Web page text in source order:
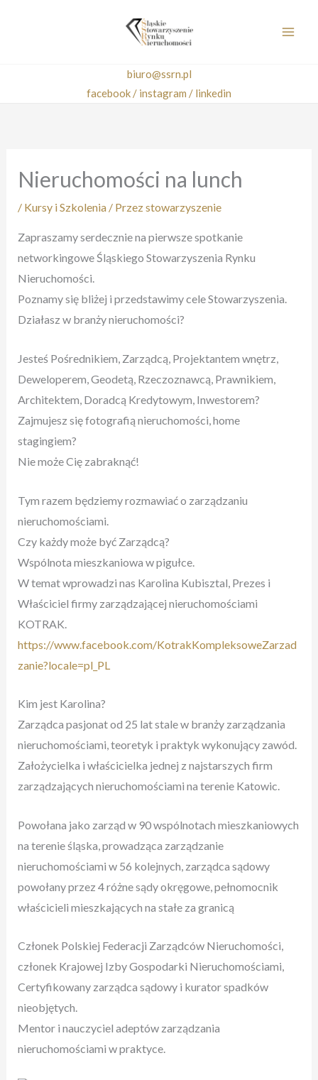
biuro@ssrn.pl
facebook / instagram / linkedin
Nieruchomości na lunch
/ Kursy i Szkolenia/ Przezstowarzyszenie
Zapraszamy serdecznie na pierwsze spotkanie
networkingowe Śląskiego Stowarzyszenia Rynku
Nieruchomości.
Poznamy się bliżej i przedstawimy cele Stowarzyszenia.
Działasz w branży nieruchomości?
Jesteś Pośrednikiem, Zarządcą, Projektantem wnętrz,
Deweloperem, Geodetą, Rzeczoznawcą, Prawnikiem,
Architektem, Doradcą Kredytowym, Inwestorem?
Zajmujesz się fotografią nieruchomości, home
stagingiem?
Nie może Cię zabraknąć!
Tym razem będziemy rozmawiać o zarządzaniu
nieruchomościami.
Czy każdy może być Zarządcą?
Wspólnota mieszkaniowa w pigułce.
W temat wprowadzi nas Karolina Kubisztal, Prezes i
Właściciel firmy zarządzającej nieruchomościami
KOTRAK.
https://www.facebook.com/KotrakKompleksoweZarzad
zanie?locale=pl_PL
Kim jest Karolina?
Zarządca pasjonat od 25 lat stale w branży zarządzania
nieruchomościami, teoretyk i praktyk wykonujący zawód.
Założycielka i właścicielka jednej z najstarszych firm
zarządzających nieruchomościami na terenie Katowic.
Powołana jako zarząd w 90 wspólnotach mieszkaniowych
na terenie śląska, prowadząca zarządzanie
nieruchomościami w 56 kolejnych, zarządca sądowy
powołany przez 4 różne sądy okręgowe, pełnomocnik
właścicieli mieszkających na stałe za granicą
Członek Polskiej Federacji Zarządców Nieruchomości,
członek Krajowej Izby Gospodarki Nieruchomościami,
Certyfikowany zarządca sądowy i kurator spadków
nieobjętych.
Mentor i nauczyciel adeptów zarządzania
nieruchomościami w praktyce.